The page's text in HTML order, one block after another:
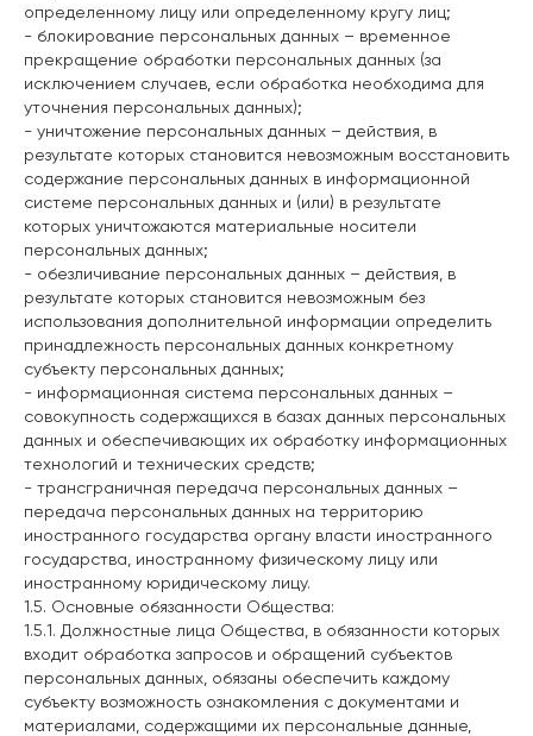
определенному лицу или определенному кругу лиц;
- блокирование персональных данных – временное
прекращение обработки персональных данных (за
исключением случаев, если обработка необходима для
уточнения персональных данных);
- уничтожение персональных данных – действия, в
результате которых становится невозможным восстановить
содержание персональных данных в информационной
системе персональных данных и (или) в результате
которых уничтожаются материальные носители
персональных данных;
- обезличивание персональных данных – действия, в
результате которых становится невозможным без
использования дополнительной информации определить
принадлежность персональных данных конкретному
субъекту персональных данных;
- информационная система персональных данных –
совокупность содержащихся в базах данных персональных
данных и обеспечивающих их обработку информационных
технологий и технических средств;
- трансграничная передача персональных данных –
передача персональных данных на территорию
иностранного государства органу власти иностранного
государства, иностранному физическому лицу или
иностранному юридическому лицу.
1.5. Основные обязанности Общества:
1.5.1. Должностные лица Общества, в обязанности которых
входит обработка запросов и обращений субъектов
персональных данных, обязаны обеспечить каждому
субъекту возможность ознакомления с документами и
материалами, содержащими их персональные данные,